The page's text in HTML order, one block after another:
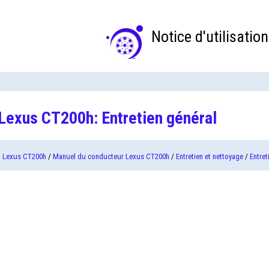
Notice d'utilisation
CT200h: Entretien général
Lexus CT200h / Manuel du conducteur Lexus CT200h / Entretien et nettoyage /